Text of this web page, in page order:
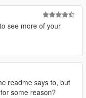
see more of your
readme says to, but
some reason?